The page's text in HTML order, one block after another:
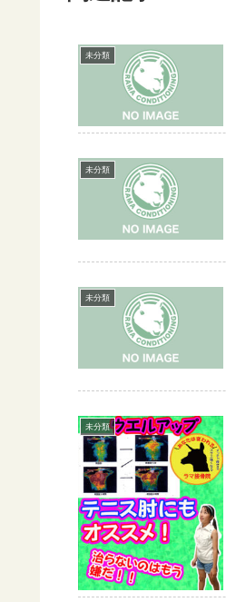
未分類
未分類
未分類
未分類